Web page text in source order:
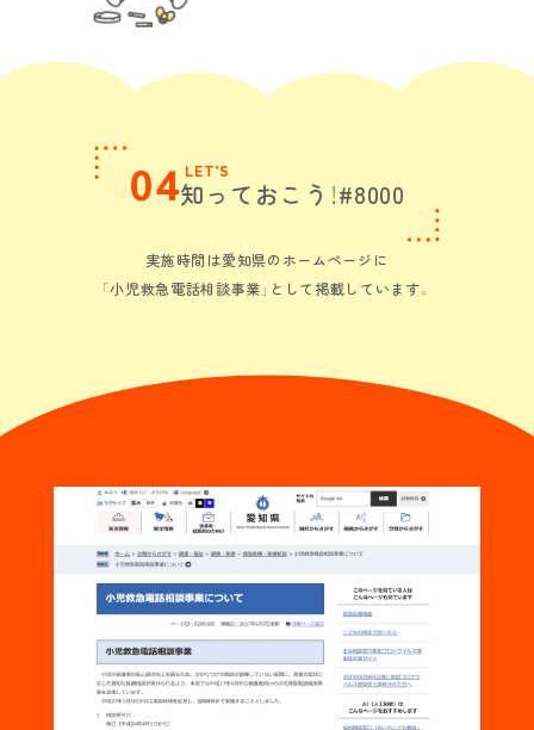
04 LET’S
知っておこう！#8000
実施時間は愛知県のホームページに
「小児救急電話相談事業」として掲載しています。